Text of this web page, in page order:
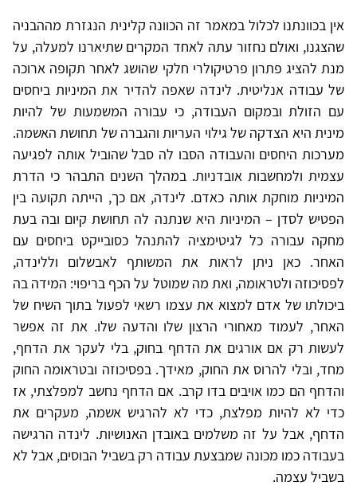
אין בכוונתנו לכלול במאמר זה הכוונה קלינית הנגזרת מההבניה
שהצגנו, ואולם נחזור עתה לאחד המקרים שתיארנו למעלה, על
מנת להציג פתרון פרטיקולרי חלקי שהושג לאחר תקופה ארוכה
של עבודה אנליטית. לינדה שאפה להדיר את המיניות ביחסים
עם הזולת ובמקום העבודה, כי עבורה המשמעות של להיות
מינית היא הצדקה של גילוי העריות והגברה של תחושת האשמה.
מערכות היחסים והעבודה הסבו לה סבל שהוביל אותה לפגיעה
עצמית ולמחשבות אובדניות. במהלך השנים התבהר כי הדרת
המיניות מוחקת אותה כאדם. לינדה, אם כך, הייתה תקועה בין
הפטיש לסדן – המיניות היא שנתנה לה תחושת קיום ובה בעת
מחקה עבורה כל לגיטימציה להתנהל כסובייקט ביחסים עם
האחר. כאן ניתן לראות את המשותף לאבשלום וללינדה,
לפסיכוזה ולטראומה, ואת מה שמוטל על הכף בריפוי: המידה בה
ביכולתו של אדם למצוא את עצמו רשאי לפעול בתוך השיח של
האחר, לעמוד מאחורי הרצון שלו והדעה שלו. את זה אפשר
לעשות רק אם אורגים את הדחף בחוק, בלי לעקר את הדחף,
מחד, ובלי להרוס את החוק, מאידך. בפסיכוזה ובטראומה החוק
והדחף הם כמו אויבים בדו קרב. אם הדחף נחשב למפלצתי, אז
כדי לא להיות מפלצת, כדי לא להרגיש אשמה, מעקרים את
הדחף, אבל על זה משלמים באובדן האנושיות. לינדה הרגישה
בעבודה כמו מכונה שמבצעת עבודה רק בשביל הבוסים, אבל לא
בשביל עצמה.